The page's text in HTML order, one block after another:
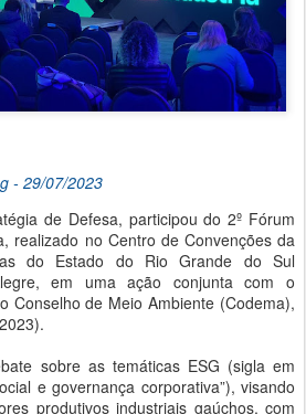
- 29/07/2023
de Defesa, participou do 2º Fórum
realizado no Centro de Convenções da
do Estado do Rio Grande do Sul
em uma ação conjunta com o
Conselho de Meio Ambiente (Codema),
sobre as temáticas ESG (sigla em
e governança corporativa”), visando
produtivos industriais gaúchos, com